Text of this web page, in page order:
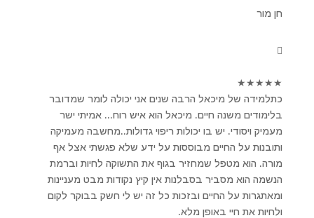
חן מור
★
★
★
★
★
כתלמידה של מיכאל הרבה שנים אני יכולה לומר שמדובר
בלימודים משנה חיים. מיכאל הוא איש רוח... אמיתי ישר
מעמיק ויסודי. יש בו יכולות ריפוי גדולות..מחשבה מעמיקה
ותובנות על החיים מבוססות על ידע שלא פגשתי אצל אף
מורה. הוא מטפל שמחזיר בגוף את התשוקה לחיות וברמת
הנשמה הוא מסביר בסבלנות אין קיץ נקודות מבט מעניינות
ומאתגרות על החיים ובזכות כל זה יש לי חשק בבוקר לקום
ולחיות את חיי באופן מלא.